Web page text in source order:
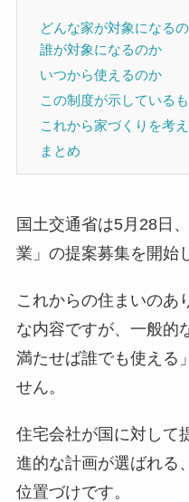
どんな家が対象になる
誰が対象になるのか
いつから使えるのか
この制度が示している
これから家づくりを考
まとめ
国土交通省は5月28日
業」の提案募集を開始
これからの住まいのあ
な内容ですが、一般的
満たせば誰でも使える
せん。
住宅会社が国に対して
進的な計画が選ばれる
位置づけです。